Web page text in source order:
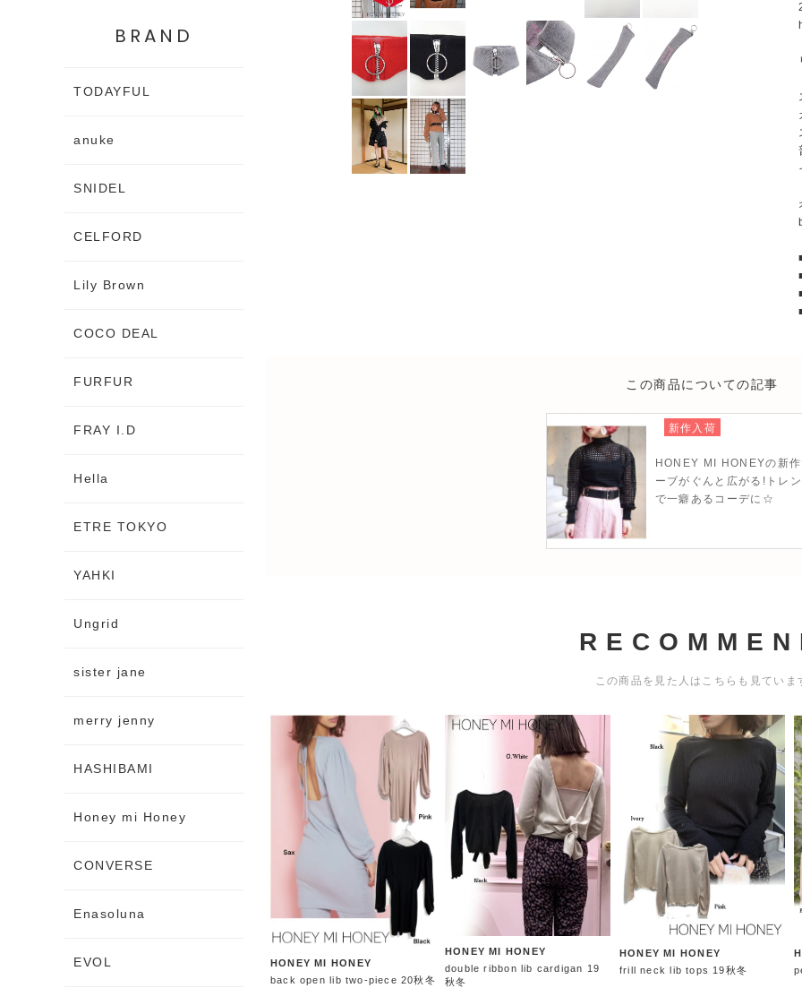
この商品についての記事
新作入荷
HONEY MI HONEYの新
ーブがぐんと広がる!トレ
で一癖あるコーデに☆
この商品を見た人はこちらも見ていま
HONEY MI HONEY
back open lib two-piece 20秋冬
HONEY MI HONEY
double ribbon lib cardigan 19
秋冬
HONEY MI HONEY
frill neck lib tops 19秋冬
BRAND
TODAYFUL
anuke
SNIDEL
CELFORD
Lily Brown
COCO DEAL
FURFUR
FRAY I.D
Hella
ETRE TOKYO
YAHKI
Ungrid
sister jane
merry jenny
HASHIBAMI
Honey mi Honey
CONVERSE
Enasoluna
EVOL